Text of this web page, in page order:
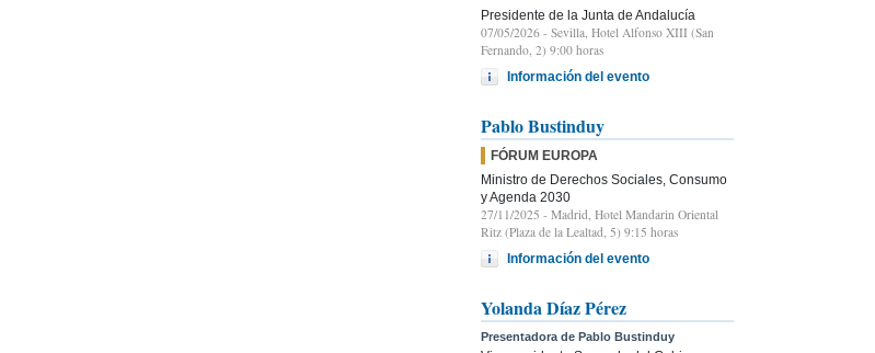
Presidente de la Junta de Andalucía
07/05/2026 - Sevilla, Hotel Alfonso XIII (San
Fernando, 2) 9:00 horas
Información del evento
Pablo Bustinduy
FÓRUM EUROPA
Ministro de Derechos Sociales, Consumo
y Agenda 2030
27/11/2025 - Madrid, Hotel Mandarin Oriental
Ritz (Plaza de la Lealtad, 5) 9:15 horas
Información del evento
Yolanda Díaz Pérez
Presentadora de Pablo Bustinduy